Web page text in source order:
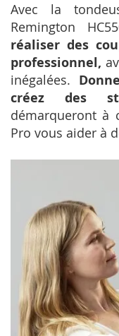
Avec la
Remington
réaliser des
professionnel,
inégalées.
créez des
démarqueront à
Pro vous aider à